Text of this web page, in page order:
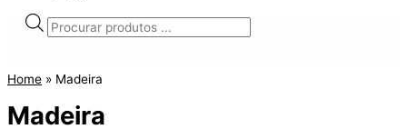
Products
Home » Madeira
Madeira